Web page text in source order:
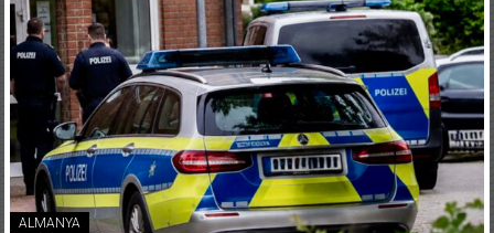
ALMANYA